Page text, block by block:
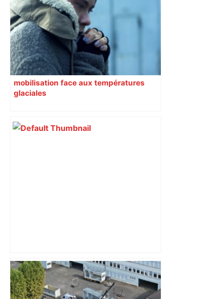
ralentissements autour de Toulouse ce
jeudi matin, on vous donne les
secteurs à éviter – ladepeche.fr
mobilisation face aux températures
glaciales
Bilan du marché du logement neuf :
une lueur d'espoir pour l'immobilier à
Toulouse ? – Actu.fr